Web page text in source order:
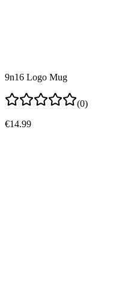
9n16 Logo Mug
(0)
€14.99